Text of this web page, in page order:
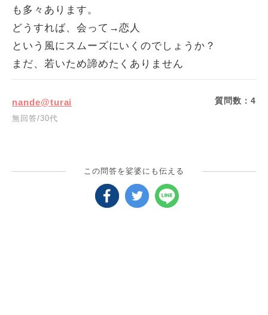
も多々あります。
どうすれば、会って→恋人
という風にスムーズにいくのでしょうか？
まだ、若いため諦めたくありません
nande@turai
無回答/30代
質問数：4
この問答を娑婆にも伝える